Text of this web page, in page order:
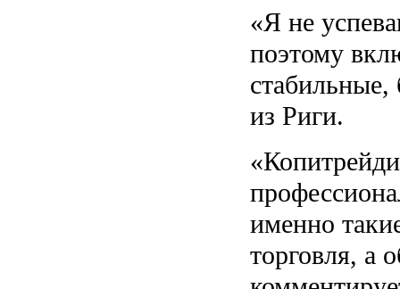
«Я не
поэтому
стабильные,
из Риги.
именно
торговля, а